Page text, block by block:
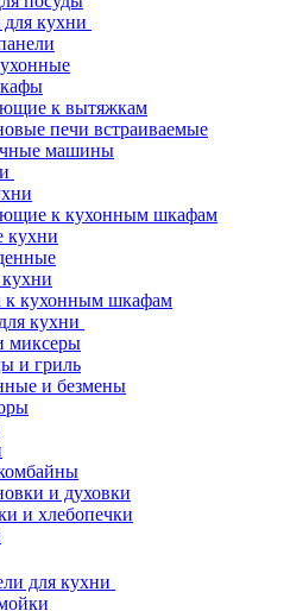
кухни
к вытяжкам
печи встраиваемые
машины
к кухонным шкафам
кухни
к кухонным шкафам
кухни
миксеры
и гриль
и безмены
и духовки
и хлебопечки
для кухни